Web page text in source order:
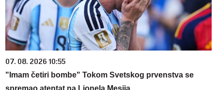
07. 08. 2026 10:55
"Imam četiri bombe" Tokom Svetskog prvenstva se